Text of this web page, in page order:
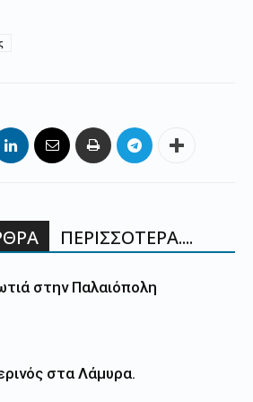
ΠΕΡΙΣΣΟΤΕΡΑ....
στην Παλαιόπολη
στα Λάμυρα.